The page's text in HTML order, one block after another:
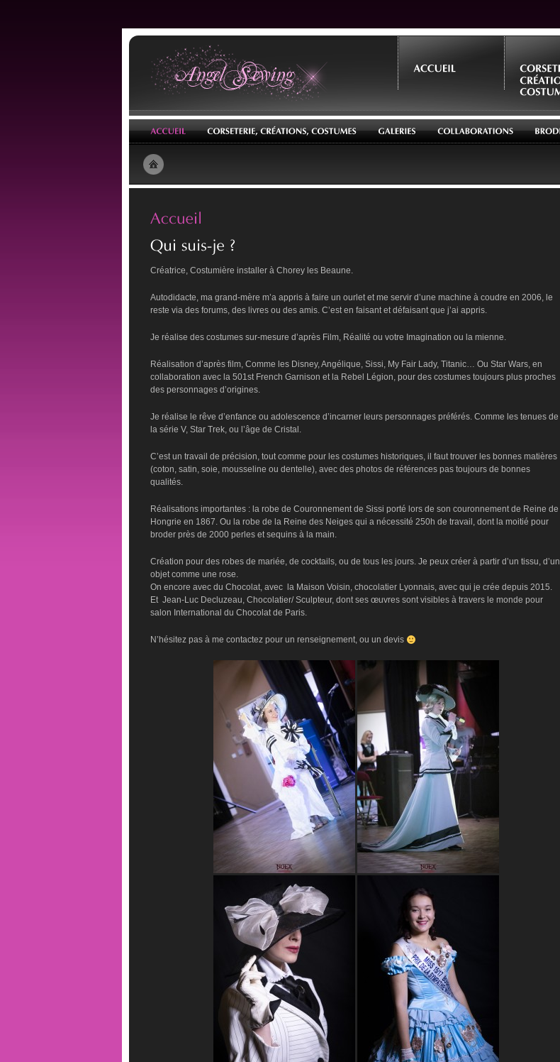
Créatrice, Costumière installer à Chorey les Beaune.
Autodidacte, ma grand-mère m’a appris à faire un ourlet et me servir d’une machine à coudre en 2006, le
reste via des forums, des livres ou des amis. C’est en faisant et défaisant que j’ai appris.
Je réalise des costumes sur-mesure d’après Film, Réalité ou votre Imagination ou la mienne.
Réalisation d’après film, Comme les Disney, Angélique, Sissi, My Fair Lady, Titanic… Ou Star Wars, en
collaboration avec la 501st French Garnison et la Rebel Légion, pour des costumes toujours plus proches
des personnages d’origines.
Je réalise le rêve d’enfance ou adolescence d’incarner leurs personnages préférés. Comme les tenues de
la série V, Star Trek, ou l’âge de Cristal.
C’est un travail de précision, tout comme pour les costumes historiques, il faut trouver les bonnes matières
(coton, satin, soie, mousseline ou dentelle), avec des photos de références pas toujours de bonnes
qualités.
Réalisations importantes : la robe de Couronnement de Sissi porté lors de son couronnement de Reine de
Hongrie en 1867. Ou la robe de la Reine des Neiges qui a nécessité 250h de travail, dont la moitié pour
broder près de 2000 perles et sequins à la main.
Création pour des robes de mariée, de cocktails, ou de tous les jours. Je peux créer à partir d’un tissu, d’un
objet comme une rose.
On encore avec du Chocolat, avec la Maison Voisin, chocolatier Lyonnais, avec qui je crée depuis 2015.
Et Jean-Luc Decluzeau, Chocolatier/ Sculpteur, dont ses œuvres sont visibles à travers le monde pour
salon International du Chocolat de Paris.
N’hésitez pas à me contactez pour un renseignement, ou un devis